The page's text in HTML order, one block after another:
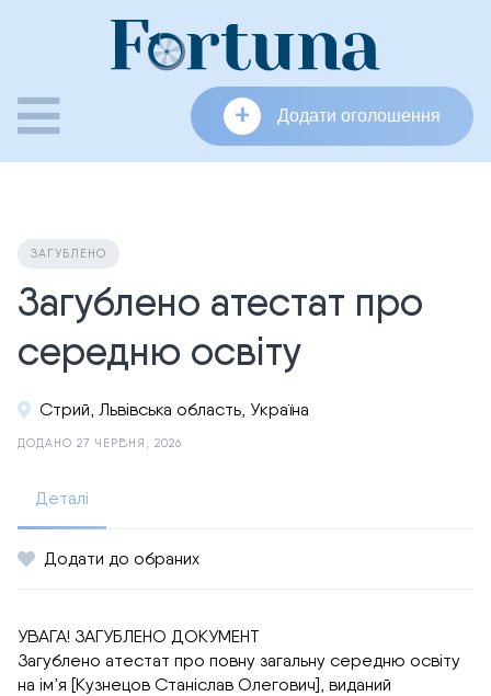
+ Додати оголошення
ЗАГУБЛЕНО
Загублено атестат про
середню освіту
Стрий, Львівська область, Україна
ДОДАНО 27 ЧЕРВНЯ, 2026
Деталі
Додати до обраних
УВАГА! ЗАГУБЛЕНО ДОКУМЕНТ
Загублено атестат про повну загальну середню освіту
на ім’я [Кузнецов Станіслав Олегович], виданий